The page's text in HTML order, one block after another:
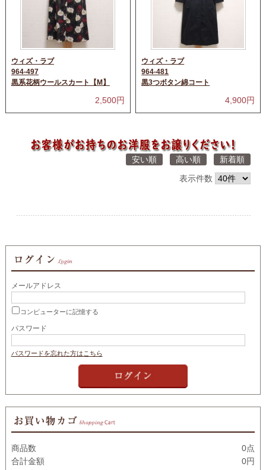
ウィズ・ラブ
964-497
黒系花柄ウールスカート【M】
2,500円
ウィズ・ラブ
964-481
黒3つボタン綿コート
4,900円
安い順 高い順
新着順
表示件数
メールアドレス
コンピューターに記憶する
パスワード
パスワードを忘れた方はこちら
商品数
0点
合計金額
0円